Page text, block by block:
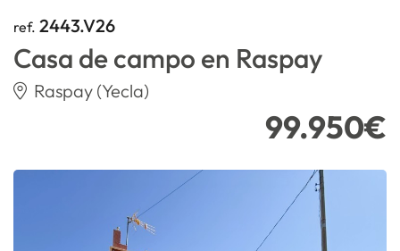
ref. 2443.V26
Casa de campo en Raspay
Raspay (Yecla)
99.950€